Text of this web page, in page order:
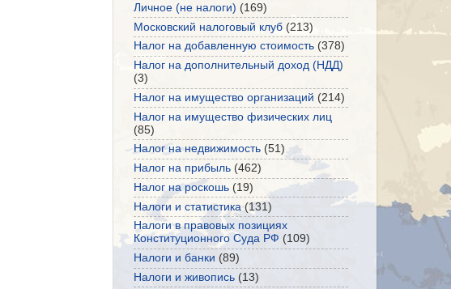
Личное (не налоги) (169)
Московский налоговый клуб (213)
Налог на добавленную стоимость (378)
Налог на дополнительный доход (НДД)
(3)
Налог на имущество организаций (214)
Налог на имущество физических лиц
(85)
Налог на недвижимость (51)
Налог на прибыль (462)
Налог на роскошь (19)
Налоги и статистика (131)
Налоги в правовых позициях
Конституционного Суда РФ (109)
Налоги и банки (89)
Налоги и живопись (13)